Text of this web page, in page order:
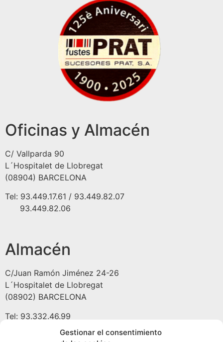
Gestionar el consentimiento
Oficinas y Almacén
C/ Vallparda 90
L´Hospitalet de Llobregat
(08904) BARCELONA
Tel: 93.449.17.61 / 93.449.82.07
93.449.82.06
Almacén
C/Juan Ramón Jiménez 24-26
L´Hospitalet de Llobregat
(08902) BARCELONA
Tel: 93.332.46.99